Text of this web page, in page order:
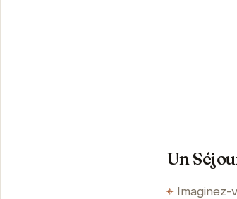
Un
Imaginez-